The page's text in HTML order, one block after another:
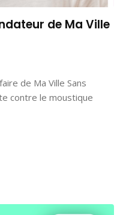
de Ma Ville
de Ma Ville Sans
contre le moustique